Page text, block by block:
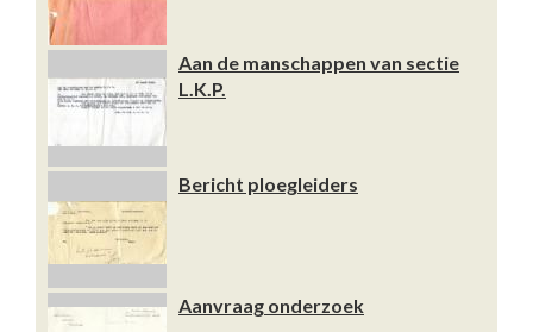
Aan de manschappen van sectie
L.K.P.
Bericht ploegleiders
Aanvraag onderzoek